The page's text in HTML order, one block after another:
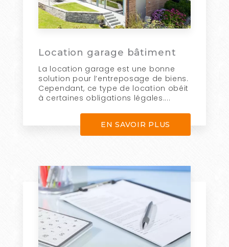
Location garage bâtiment
La location garage est une bonne
solution pour l’entreposage de biens.
Cependant, ce type de location obéit
à certaines obligations légales....
EN SAVOIR PLUS